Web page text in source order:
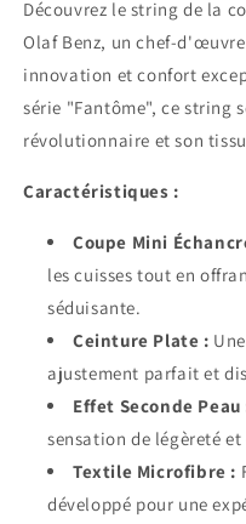
Découvrez le string de la
Olaf Benz, un chef-
innovation et confort
série "Fantôme", ce string
révolutionnaire et son
Caractéristiques :
Coupe Mini
les cuisses tout en
séduisante.
Ceinture Plate :
ajustement parfait et
Effet Seconde Peau
sensation de légèreté
Textile Microfibre :
développé pour une